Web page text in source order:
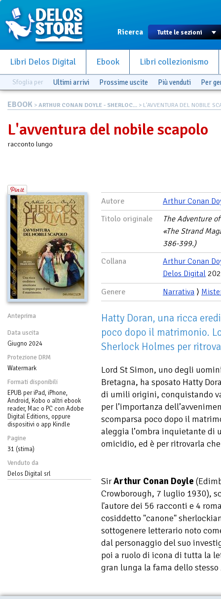
Ricerca
Libri Delos Digital Ebook Libri collezionismo
Sfoglia per Ultimi arrivi Prossime uscite Più venduti Per
EBOOK > ARTHUR CONAN DOYLE - SHERLOC... > L'AVVENTURA DEL NOBILE
L'avventura del nobile scapolo
racconto lungo
Anteprima
Data uscita
Giugno 2024
Protezione DRM
Watermark
Formati disponibili
EPUB per iPad, iPhone,
Android, Kobo o altri ebook
reader, Mac o PC con Adobe
Digital Editions, oppure
dispositivi o app Kindle
Pagine
31 (stima)
Venduto da
Delos Digital srl
Autore
Arthur Conan
Titolo originale
The Adventure
«The Strand
386-399.)
Collana
Arthur Conan
Delos Digital
Genere
Narrativa ⟩
Hatty Doran, una ricca
poco dopo il matrimonio.
Sherlock Holmes per
Lord St Simon, uno degli
Bretagna, ha sposato Hatty
di umili origini, conquistando
per l’importanza
scomparsa poco dopo il
aleggia l’ombra inquietante di
omicidio, ed è per ritrovarla
SirArthur Conan Doyle
Crowborough, 7 luglio 1930),
l'autore dei 56 racconti e 4
cosiddetto "canone"
sottogenere letterario noto
dal personaggio del suo
poi a ruolo di icona di tutta la
gran lunga la fama dello